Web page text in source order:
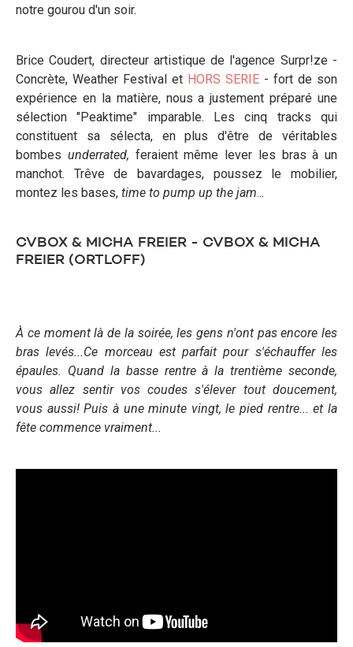
notre gourou d'un soir.
Brice Coudert, directeur artistique de l'agence Surpr!ze -
Concrète, Weather Festival et HORS SERIE - fort de son
expérience en la matière, nous a justement préparé une
sélection "Peaktime" imparable. Les cinq tracks qui
constituent sa sélecta, en plus d'être de véritables
bombes underrated, feraient même lever les bras à un
manchot. Trêve de bavardages, poussez le mobilier,
montez les bases, time to pump up the jam...
CVBOX & MICHA FREIER - CVBOX & MICHA
FREIER (ORTLOFF)
À ce moment là de la soirée, les gens n'ont pas encore les
bras levés...Ce morceau est parfait pour s'échauffer les
épaules. Quand la basse rentre à la trentième seconde,
vous allez sentir vos coudes s'élever tout doucement,
vous aussi! Puis à une minute vingt, le pied rentre... et la
fête commence vraiment...